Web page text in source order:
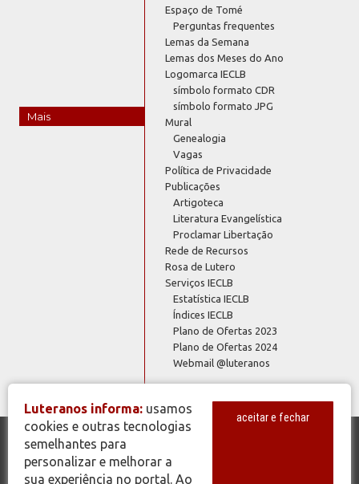
Mais
Espaço de Tomé
Perguntas frequentes
Lemas da Semana
Lemas dos Meses do Ano
Logomarca IECLB
símbolo formato CDR
símbolo formato JPG
Mural
Genealogia
Vagas
Política de Privacidade
Publicações
Artigoteca
Literatura Evangelística
Proclamar Libertação
Rede de Recursos
Rosa de Lutero
Serviços IECLB
Estatística IECLB
Índices IECLB
Plano de Ofertas 2023
Plano de Ofertas 2024
Webmail @luteranos
© Copyright 2026 - Todos os Direitos Reservados - IECLB - Igreja
Evangélica de Confissão Luterana no Brasil - Portal Luteranos -
Luteranos informa: usamos
cookies e outras tecnologias
semelhantes para
personalizar e melhorar a
sua experiência no portal. Ao
aceitar e fechar